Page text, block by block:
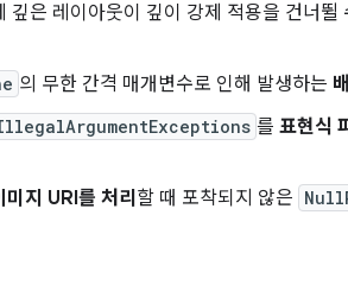
깊은 레이아웃이 깊이 강제 적용을 건너뛸
의 무한 간격 매개변수로 인해 발생하는
를 표현식
지 URI를 처리 할 때 포착되지 않은